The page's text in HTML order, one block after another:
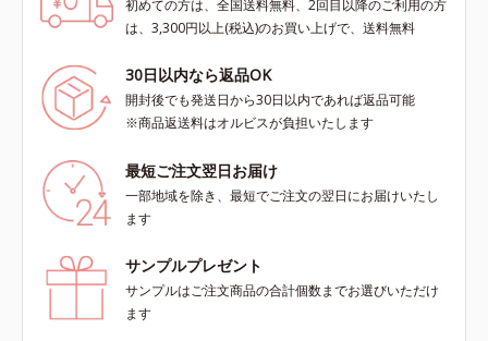
初めての方は、全国送料無料、2回目以降のご利用の方
は、3,300円以上(税込)のお買い上げで、送料無料
30日以内なら返品OK
開封後でも発送日から30日以内であれば返品可能
※商品返送料はオルビスが負担いたします
最短ご注文翌日お届け
一部地域を除き、最短でご注文の翌日にお届けいたし
ます
サンプルプレゼント
サンプルはご注文商品の合計個数までお選びいただけ
ます